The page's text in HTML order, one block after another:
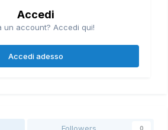
Accedi
un account? Accedi qui!
Accedi adesso
0